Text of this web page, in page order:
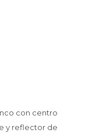
con centro
y reflector de